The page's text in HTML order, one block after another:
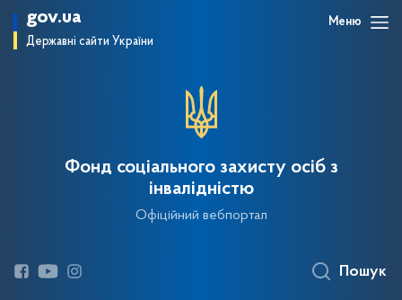
gov.ua
Державні сайти України
Меню
Фонд соціального захисту осіб з
інвалідністю
Офіційний вебпортал
Пошук